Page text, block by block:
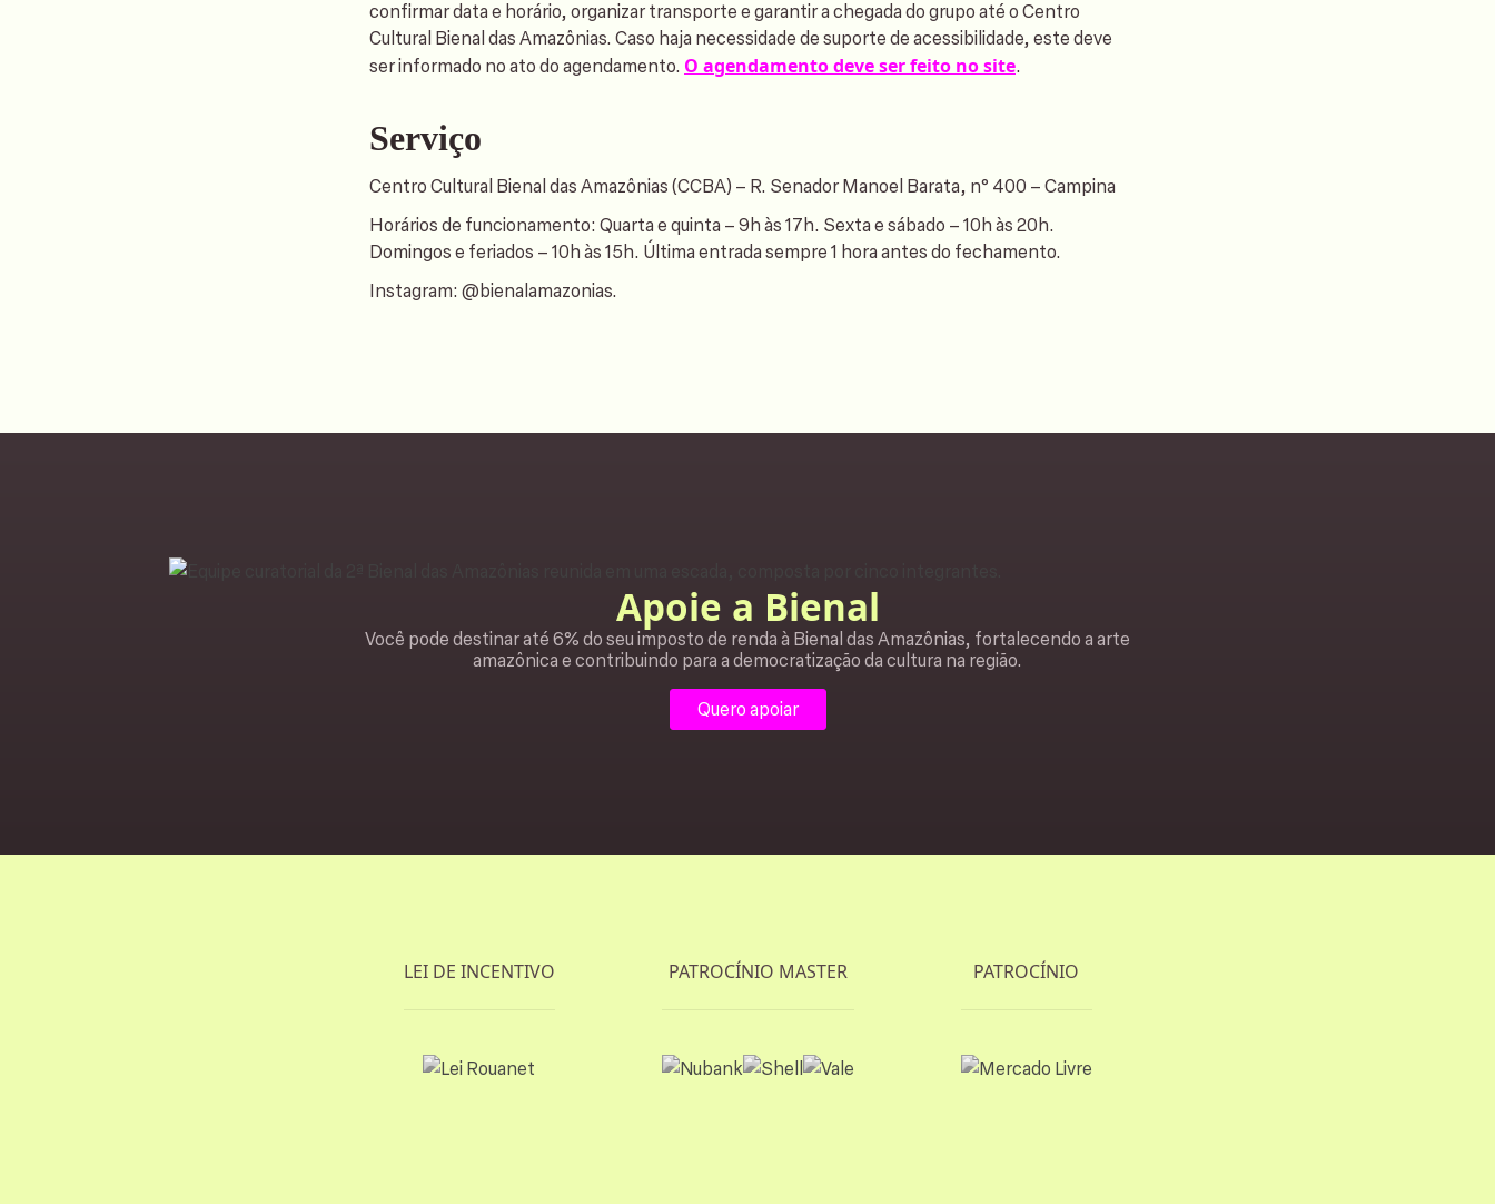
confirmar data e horário, organizar transporte e garantir a chegada do grupo até o Centro
Cultural Bienal das Amazônias. Caso haja necessidade de suporte de acessibilidade, este deve
ser informado no ato do agendamento. O agendamento deve ser feito no site.
Serviço
Centro Cultural Bienal das Amazônias (CCBA) – R. Senador Manoel Barata, n° 400 – Campina
Horários de funcionamento: Quarta e quinta – 9h às 17h. Sexta e sábado – 10h às 20h.
Domingos e feriados – 10h às 15h. Última entrada sempre 1 hora antes do fechamento.
Instagram: @bienalamazonias.
Apoie a Bienal
Você pode destinar até 6% do seu imposto de renda à Bienal das Amazônias, fortalecendo a arte
amazônica e contribuindo para a democratização da cultura na região.
Quero apoiar
LEI DE INCENTIVO PATROCÍNIO MASTER PATROCÍNIO